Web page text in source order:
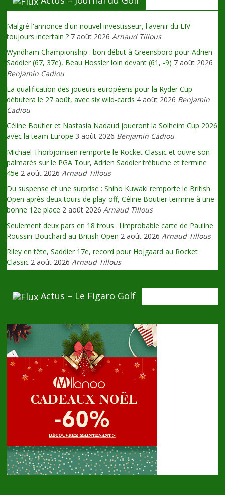
Malgré l'annonce d'un nouvel investisseur, l'avenir du LIV
toujours incertain ? 7 août 2026 Arnaud Tillous
Wyndham Championship : bon début à Greensboro pour Adrien
Saddier (67, 37e), Beau Hossler loin devant (61, -9) 7 août 2026
Benjamin Cadiou
La qualification des joueurs européens pour la Ryder Cup
débutera le 27 août, avec six wild-cards 4 août 2026 Benjamin
Cadiou
Céline Boutier et Nastasia Nadaud joueront la Solheim Cup 2026
avec la team Europe 3 août 2026 Benjamin Cadiou
Michael Thorbjornsen remporte le Rocket Classic et ouvre son
palmarès sur le PGA Tour, Adrien Saddier trébuche et termine
45e 2 août 2026 Arnaud Tillous
Du suspense et une surprise : Shiho Kuwaki remporte le British
Open après deux tours de play-off, Céline Boutier termine à une
bonne 12e place 2 août 2026 Arnaud Tillous
Seulement deux pars en 18 trous : l'improbable carte de Pauline
Roussin-Bouchard au British Open 2 août 2026 Arnaud Tillous
Riley en tête, Saddier 17e, record pour Hojgaard au Rocket
Classic 2 août 2026 Arnaud Tillous
Actus – Le Figaro Golf